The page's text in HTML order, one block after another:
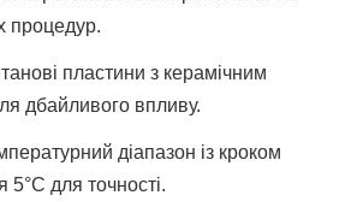
процедур.
пластини з керамічним
дбайливого впливу.
діапазон із кроком
5°C для точності.